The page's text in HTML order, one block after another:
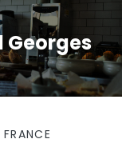
Georges